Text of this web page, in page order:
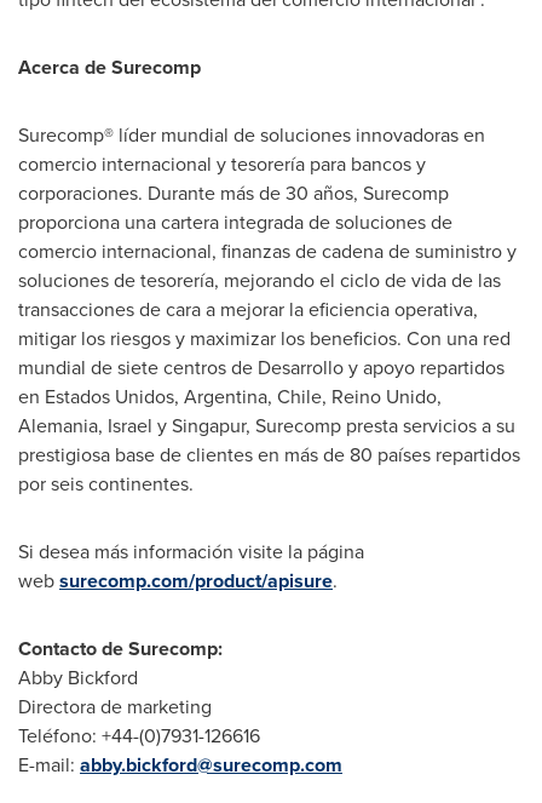
Acerca de Surecomp
Surecomp® líder mundial de soluciones innovadoras en
comercio internacional y tesorería para bancos y
corporaciones. Durante más de 30 años, Surecomp
proporciona una cartera integrada de soluciones de
comercio internacional, finanzas de cadena de suministro y
soluciones de tesorería, mejorando el ciclo de vida de las
transacciones de cara a mejorar la eficiencia operativa,
mitigar los riesgos y maximizar los beneficios. Con una red
mundial de siete centros de Desarrollo y apoyo repartidos
en Estados Unidos, Argentina, Chile, Reino Unido,
Alemania, Israel y Singapur, Surecomp presta servicios a su
prestigiosa base de clientes en más de 80 países repartidos
por seis continentes.
Si desea más información visite la página
websurecomp.com/product/apisure.
Contacto de Surecomp:
Abby Bickford
Directora de marketing
Teléfono: +44-(0)7931-126616
E-mail: abby.bickford@surecomp.com